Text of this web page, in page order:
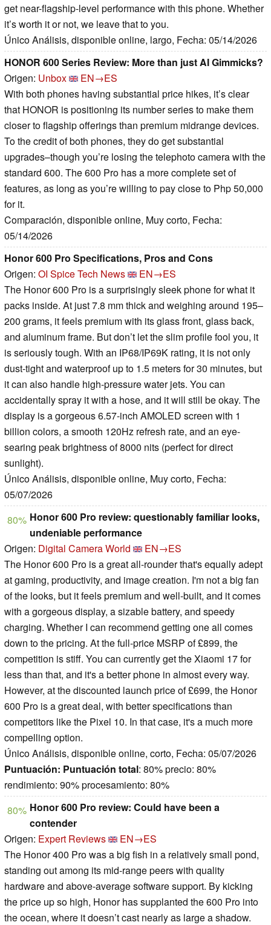
get near-flagship-level performance with this phone. Whether
it’s worth it or not, we leave that to you.
Único Análisis, disponible online, largo, Fecha: 05/14/2026
HONOR 600 Series Review: More than just AI Gimmicks?
Origen: Unbox
EN→ES
With both phones having substantial price hikes, it’s clear
that HONOR is positioning its number series to make them
closer to flagship offerings than premium midrange devices.
To the credit of both phones, they do get substantial
upgrades–though you’re losing the telephoto camera with the
standard 600. The 600 Pro has a more complete set of
features, as long as you’re willing to pay close to Php 50,000
for it.
Comparación, disponible online, Muy corto, Fecha:
05/14/2026
Honor 600 Pro Specifications, Pros and Cons
Origen: OI Spice Tech News
EN→ES
The Honor 600 Pro is a surprisingly sleek phone for what it
packs inside. At just 7.8 mm thick and weighing around 195–
200 grams, it feels premium with its glass front, glass back,
and aluminum frame. But don’t let the slim profile fool you, it
is seriously tough. With an IP68/IP69K rating, it is not only
dust-tight and waterproof up to 1.5 meters for 30 minutes, but
it can also handle high-pressure water jets. You can
accidentally spray it with a hose, and it will still be okay. The
display is a gorgeous 6.57-inch AMOLED screen with 1
billion colors, a smooth 120Hz refresh rate, and an eye-
searing peak brightness of 8000 nits (perfect for direct
sunlight).
Único Análisis, disponible online, Muy corto, Fecha:
05/07/2026
80% Honor 600 Pro review: questionably familiar looks,
undeniable performance
Origen: Digital Camera World
EN→ES
The Honor 600 Pro is a great all-rounder that's equally adept
at gaming, productivity, and image creation. I'm not a big fan
of the looks, but it feels premium and well-built, and it comes
with a gorgeous display, a sizable battery, and speedy
charging. Whether I can recommend getting one all comes
down to the pricing. At the full-price MSRP of £899, the
competition is stiff. You can currently get the Xiaomi 17 for
less than that, and it's a better phone in almost every way.
However, at the discounted launch price of £699, the Honor
600 Pro is a great deal, with better specifications than
competitors like the Pixel 10. In that case, it's a much more
compelling option.
Único Análisis, disponible online, corto, Fecha: 05/07/2026
Puntuación: Puntuación total: 80% precio: 80%
rendimiento: 90% procesamiento: 80%
80% Honor 600 Pro review: Could have been a
contender
Origen: Expert Reviews
EN→ES
The Honor 400 Pro was a big fish in a relatively small pond,
standing out among its mid-range peers with quality
hardware and above-average software support. By kicking
the price up so high, Honor has supplanted the 600 Pro into
the ocean, where it doesn’t cast nearly as large a shadow.